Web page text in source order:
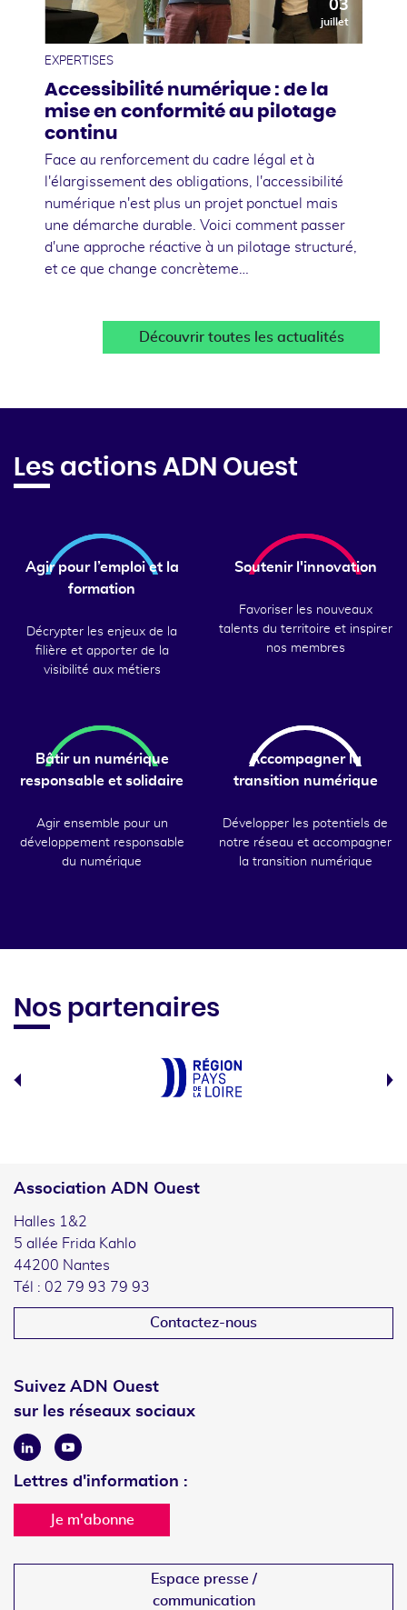
03
juillet
EXPERTISES
Accessibilité numérique : de la
mise en conformité au pilotage
continu
Face au renforcement du cadre légal et à
l'élargissement des obligations, l'accessibilité
numérique n'est plus un projet ponctuel mais
une démarche durable. Voici comment passer
d'une approche réactive à un pilotage structuré,
et ce que change concrèteme…
Découvrir toutes les actualités
Les actions ADN Ouest
Agir pour l’emploi et la
formation
Décrypter les enjeux de la
filière et apporter de la
visibilité aux métiers
Soutenir l'innovation
Favoriser les nouveaux
talents du territoire et inspirer
nos membres
Bâtir un numérique
responsable et solidaire
Agir ensemble pour un
développement responsable
du numérique
Accompagner la
transition numérique
Développer les potentiels de
notre réseau et accompagner
la transition numérique
Nos partenaires
Association ADN Ouest
Halles 1&2
5 allée Frida Kahlo
44200 Nantes
Tél : 02 79 93 79 93
Contactez-nous
Suivez ADN Ouest
sur les réseaux sociaux
LinkedinYoutube
Lettres d'information :
Je m'abonne
Espace presse /
communication